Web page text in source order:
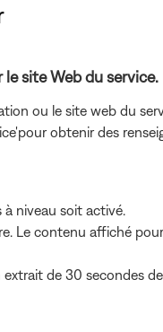
site Web du service.
ou le site web du
obtenir des
niveau soit activé.
Le contenu affiché
de 30 secondes